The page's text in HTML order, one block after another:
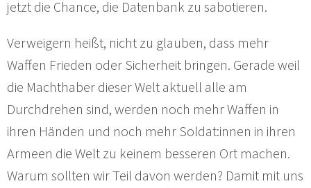
jetzt die Chance, die Datenbank zu sabotieren.
Verweigern heißt, nicht zu glauben, dass mehr
Waffen Frieden oder Sicherheit bringen. Gerade weil
die Machthaber dieser Welt aktuell alle am
Durchdrehen sind, werden noch mehr Waffen in
ihren Händen und noch mehr Soldat:innen in ihren
Armeen die Welt zu keinem besseren Ort machen.
Warum sollten wir Teil davon werden? Damit mit uns